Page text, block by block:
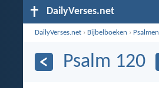
DailyVerses.net
DailyVerses.net › Bijbelboeken › Psalmen
Psalm 120